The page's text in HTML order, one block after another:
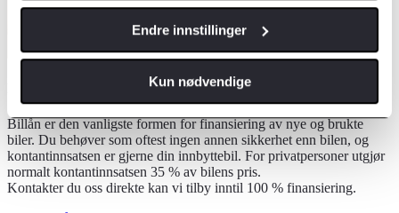
Endre innstillinger
Kun nødvendige
Et fleksibelt finansieringsalternativ
Billån er den vanligste formen for finansiering av nye og brukte
biler. Du behøver som oftest ingen annen sikkerhet enn bilen, og
kontantinnsatsen er gjerne din innbyttebil. For privatpersoner utgjør
normalt kontantinnsatsen 35 % av bilens pris.
Kontakter du oss direkte kan vi tilby inntil 100 % finansiering.